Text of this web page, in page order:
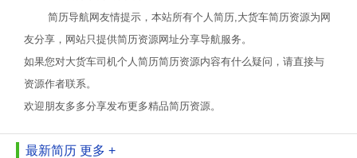
简历导航网友情提示，本站所有个人简历,大货车简历资源为网
友分享，网站只提供简历资源网址分享导航服务。
如果您对大货车司机个人简历简历资源内容有什么疑问，请直接与
资源作者联系。
欢迎朋友多多分享发布更多精品简历资源。
最新简历 更多 +